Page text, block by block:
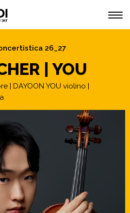
26_27
| YOU
| DAYOON YOU violino |